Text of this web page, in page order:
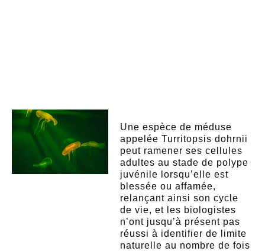
Une espèce de méduse
appelée Turritopsis dohrnii
peut ramener ses cellules
adultes au stade de polype
juvénile lorsqu’elle est
blessée ou affamée,
relançant ainsi son cycle
de vie, et les biologistes
n’ont jusqu’à présent pas
réussi à identifier de limite
naturelle au nombre de fois